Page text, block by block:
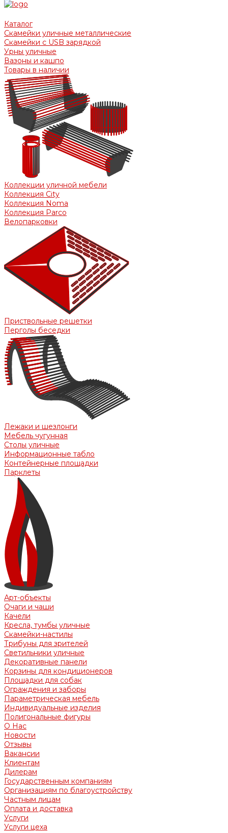
Каталог
Скамейки уличные металлические
Скамейки с USB зарядкой
Урны уличные
Вазоны и кашпо
Товары в наличии
Коллекции уличной мебели
Коллекция City
Коллекция Noma
Коллекция Parco
Велопарковки
Приствольные решетки
Перголы беседки
Лежаки и шезлонги
Мебель чугунная
Столы уличные
Информационные табло
Контейнерные площадки
Парклеты
Арт-объекты
Очаги и чаши
Качели
Кресла, тумбы уличные
Скамейки-настилы
Трибуны для зрителей
Светильники уличные
Декоративные панели
Корзины для кондиционеров
Площадки для собак
Ограждения и заборы
Параметрическая мебель
Индивидуальные изделия
Полигональные фигуры
О Нас
Новости
Отзывы
Вакансии
Клиентам
Дилерам
Государственным компаниям
Организациям по благоустройству
Частным лицам
Оплата и доставка
Услуги
Услуги цеха